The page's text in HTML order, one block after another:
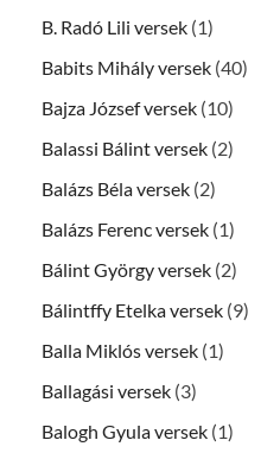
B. Radó Lili versek (1)
Babits Mihály versek (40)
Bajza József versek (10)
Balassi Bálint versek (2)
Balázs Béla versek (2)
Balázs Ferenc versek (1)
Bálint György versek (2)
Bálintffy Etelka versek (9)
Balla Miklós versek (1)
Ballagási versek (3)
Balogh Gyula versek (1)